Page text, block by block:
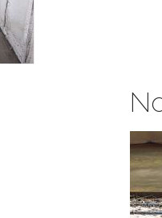
Entrepreneurs -
De Isolation Majeau et